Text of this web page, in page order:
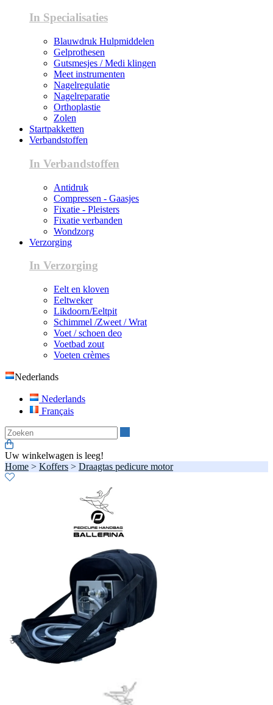
In Specialisaties
Blauwdruk Hulpmiddelen
Gelprothesen
Gutsmesjes / Medi klingen
Meet instrumenten
Nagelregulatie
Nagelreparatie
Orthoplastie
Zolen
Startpakketten
Verbandstoffen
In Verbandstoffen
Antidruk
Compressen - Gaasjes
Fixatie - Pleisters
Fixatie verbanden
Wondzorg
Verzorging
In Verzorging
Eelt en kloven
Eeltweker
Likdoorn/Eeltpit
Schimmel /Zweet / Wrat
Voet / schoen deo
Voetbad zout
Voeten crèmes
Nederlands
Nederlands
Français
Uw winkelwagen is leeg!
Home > Koffers > Draagtas pedicure motor